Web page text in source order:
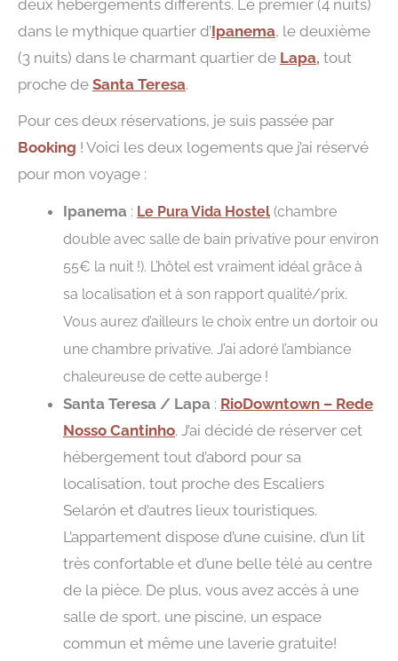
deux hébergements différents. Le premier (4 nuits)
dans le mythique quartier d’Ipanema, le deuxième
(3 nuits) dans le charmant quartier de Lapa, tout
proche de Santa Teresa.
Pour ces deux réservations, je suis passée par
Booking ! Voici les deux logements que j’ai réservé
pour mon voyage :
Ipanema : Le Pura Vida Hostel (chambre
double avec salle de bain privative pour environ
55€ la nuit !). L’hôtel est vraiment idéal grâce à
sa localisation et à son rapport qualité/prix.
Vous aurez d’ailleurs le choix entre un dortoir ou
une chambre privative. J’ai adoré l’ambiance
chaleureuse de cette auberge !
Santa Teresa / Lapa : RioDowntown – Rede
Nosso Cantinho. J’ai décidé de réserver cet
hébergement tout d’abord pour sa
localisation, tout proche des Escaliers
Selarón et d’autres lieux touristiques.
L’appartement dispose d’une cuisine, d’un lit
très confortable et d’une belle télé au centre
de la pièce. De plus, vous avez accès à une
salle de sport, une piscine, un espace
commun et même une laverie gratuite!